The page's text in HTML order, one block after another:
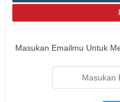
Masukan Emailmu Untuk